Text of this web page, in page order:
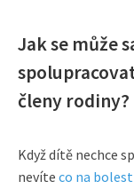
Jak se může
členy rodiny?
Když dítě nechce
nevíte co na